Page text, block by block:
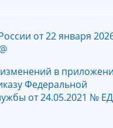
от 22 января
в
Федеральной
от 24.05.2021 №